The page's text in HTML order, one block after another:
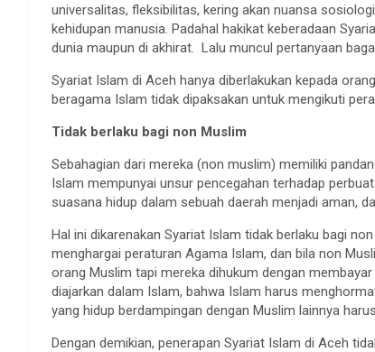
universalitas, fleksibilitas, kering akan nuansa
kehidupan manusia. Padahal hakikat keberadaan
dunia maupun di akhirat. Lalu muncul pertanyaan
Syariat Islam di Aceh hanya diberlakukan kepada
beragama Islam tidak dipaksakan untuk mengikuti
Tidak berlaku bagi non Muslim
Sebahagian dari mereka (non muslim) memiliki
Islam mempunyai unsur pencegahan terhadap
suasana hidup dalam sebuah daerah menjadi aman,
Hal ini dikarenakan Syariat Islam tidak berlaku bagi
menghargai peraturan Agama Islam, dan bila non
orang Muslim tapi mereka dihukum dengan
diajarkan dalam Islam, bahwa Islam harus
yang hidup berdampingan dengan Muslim lainnya
Dengan demikian, penerapan Syariat Islam di Aceh